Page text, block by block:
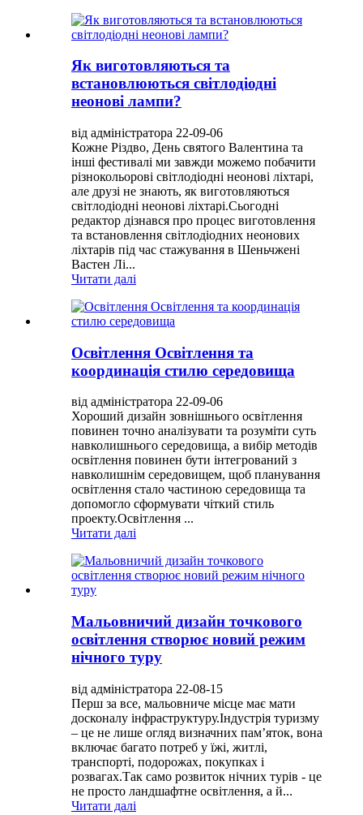
Як виготовляються та
встановлюються світлодіодні
неонові лампи?
від адміністратора 22-09-06
Кожне Різдво, День святого Валентина та
інші фестивалі ми завжди можемо побачити
різнокольорові світлодіодні неонові ліхтарі,
але друзі не знають, як виготовляються
світлодіодні неонові ліхтарі.Сьогодні
редактор дізнався про процес виготовлення
та встановлення світлодіодних неонових
ліхтарів під час стажування в Шеньчжені
Вастен Лі...
Читати далі
Освітлення Освітлення та
координація стилю середовища
від адміністратора 22-09-06
Хороший дизайн зовнішнього освітлення
повинен точно аналізувати та розуміти суть
навколишнього середовища, а вибір методів
освітлення повинен бути інтегрований з
навколишнім середовищем, щоб планування
освітлення стало частиною середовища та
допомогло сформувати чіткий стиль
проекту.Освітлення ...
Читати далі
Мальовничий дизайн точкового
освітлення створює новий режим
нічного туру
від адміністратора 22-08-15
Перш за все, мальовниче місце має мати
досконалу інфраструктуру.Індустрія туризму
– це не лише огляд визначних пам’яток, вона
включає багато потреб у їжі, житлі,
транспорті, подорожах, покупках і
розвагах.Так само розвиток нічних турів - це
не просто ландшафтне освітлення, а й...
Читати далі